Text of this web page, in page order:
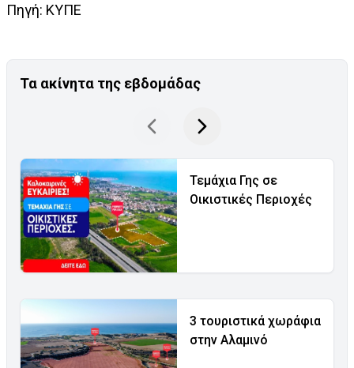
Πηγή: ΚΥΠΕ
Τα ακίνητα της εβδομάδας
Τεμάχια Γης σε
Οικιστικές Περιοχές
3 τουριστικά χωράφια
στην Αλαμινό